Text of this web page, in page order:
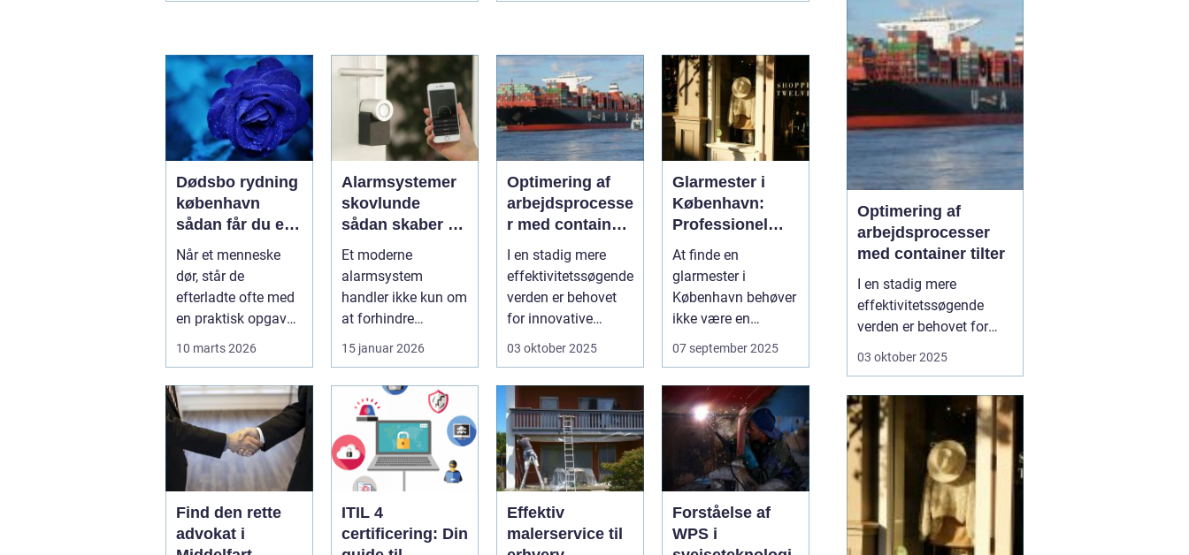
Dødsbo rydning
københavn
sådan får du en
tryg og effektiv
løsning
Når et menneske
dør, står de
efterladte ofte med
en praktisk opgave,
der kan føles helt
10 marts 2026
Alarmsystemer
skovlunde
sådan skaber du
tryghed i
hverdagen
Et moderne
alarmsystem
handler ikke kun om
at forhindre
indbrud. For mange
virksomheder ...
15 januar 2026
Optimering af
arbejdsprocesse
r med container
tilter
I en stadig mere
effektivitetssøgende
verden er behovet
for innovative
løsninger, der ...
03 oktober 2025
Glarmester i
København:
Professionel
løsning til alle
behov
At finde en
glarmester i
København behøver
ikke være en
udfordrende
07 september 2025
Find den rette
advokat i
ITIL 4
certificering: Din
Effektiv
malerservice til
Forståelse af
WPS i
de forlader hjem eller
arbejdsplads. Med de
rette løsninger kan du
både forebygge ubudne
gæster, reage...
Optimering af
arbejdsprocesser
med container tilter
I en stadig mere
effektivitetssøgende
verden er behovet for
innovative løsninger, der
nogensinde.
En
container tilter er
en af
de l&o...
03 oktober 2025